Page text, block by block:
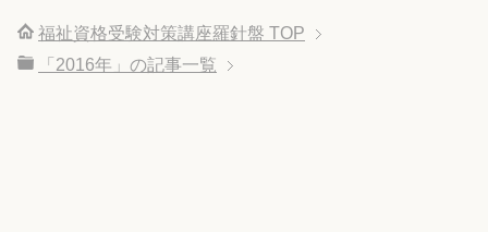
福祉資格受験対策講座羅針盤 TOP
「2016年」の記事一覧